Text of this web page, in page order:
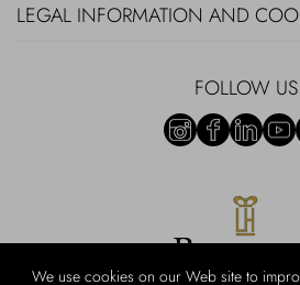
We use cookies on our Web site to
LEGAL INFORMATION AND
FOLLOW US